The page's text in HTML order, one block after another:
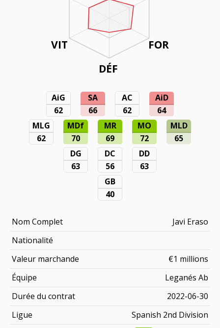
FOR
DÉF
VIT
AiG
62
SA
66
AC
62
AiD
64
MLG
62
MDf
70
MR
69
MO
72
MLD
65
DG
63
DC
56
DD
63
GB
40
Nom Complet
Javi Eraso
Nationalité
Valeur marchande
€1 millions
Équipe
Leganés Ab
Durée du contrat
2022-06-30
Ligue
Spanish 2nd Division